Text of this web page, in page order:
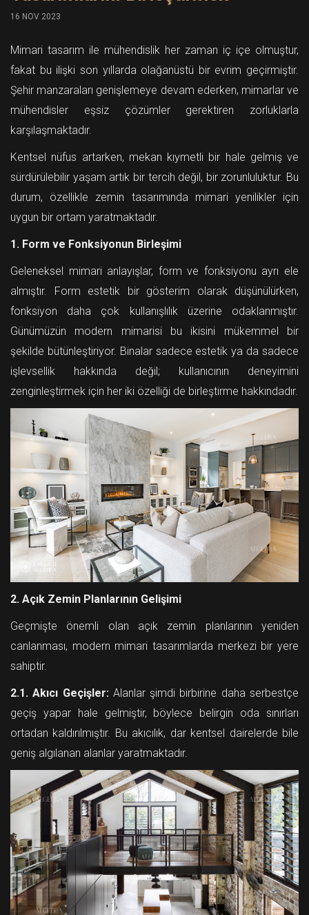
16 NOV 2023
Mimari tasarım ile mühendislik her zaman iç içe olmuştur,
fakat bu ilişki son yıllarda olağanüstü bir evrim geçirmiştir.
Şehir manzaraları genişlemeye devam ederken, mimarlar ve
mühendisler eşsiz çözümler gerektiren zorluklarla
karşılaşmaktadır.
Kentsel nüfus artarken, mekan kıymetli bir hale gelmiş ve
sürdürülebilir yaşam artık bir tercih değil, bir zorunluluktur. Bu
durum, özellikle zemin tasarımında mimari yenilikler için
uygun bir ortam yaratmaktadır.
1. Form ve Fonksiyonun Birleşimi
Geleneksel mimari anlayışlar, form ve fonksiyonu ayrı ele
almıştır. Form estetik bir gösterim olarak düşünülürken,
fonksiyon daha çok kullanışlılık üzerine odaklanmıştır.
Günümüzün modern mimarisi bu ikisini mükemmel bir
şekilde bütünleştiriyor. Binalar sadece estetik ya da sadece
işlevsellik hakkında değil; kullanıcının deneyimini
zenginleştirmek için her iki özelliği de birleştirme hakkındadır.
2. Açık Zemin Planlarının Gelişimi
Geçmişte önemli olan açık zemin planlarının yeniden
canlanması, modern mimari tasarımlarda merkezi bir yere
sahiptir.
2.1. Akıcı Geçişler:Alanlar şimdi birbirine daha serbestçe
geçiş yapar hale gelmiştir, böylece belirgin oda sınırları
ortadan kaldırılmıştır. Bu akıcılık, dar kentsel dairelerde bile
geniş algılanan alanlar yaratmaktadır.